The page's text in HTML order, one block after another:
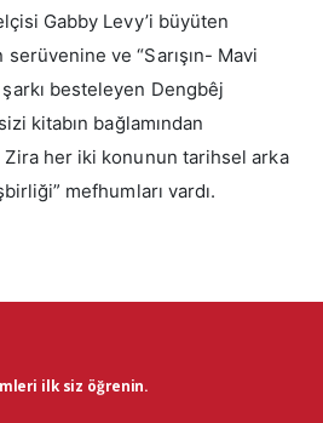
Gabby Levy’i büyüten
serüvenine ve “Sarışın- Mavi
besteleyen Dengbêj
kitabın bağlamından
Zira her iki konunun tarihsel arka
mefhumları vardı.
ilk siz öğrenin.